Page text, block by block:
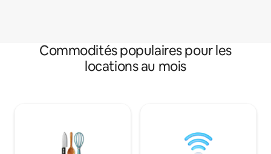
Commodités populaires pour les
locations au mois